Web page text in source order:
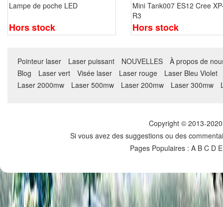
Lampe de poche LED
Hors stock
Mini Tank007 ES12 Cree
R3
Hors stock
Pointeur laser Laser puissant NOUVELLES
À propos de
Blog
Laser vert Visée laser Laser rouge
Laser Bleu Violet
Laser 2000mw
Laser 500mw Laser 200mw Laser 300mw
Copyright © 2013-
Si vous avez des suggestions ou des
Pages Populaires : A B C D